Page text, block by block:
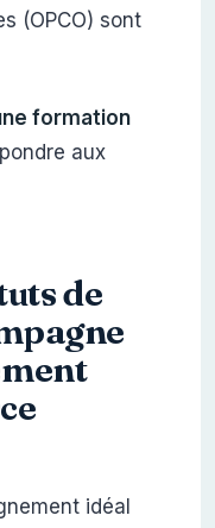
(OPCO) sont
formation
aux
de
idéal